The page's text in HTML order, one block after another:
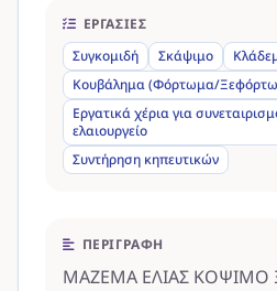
ΕΡΓΑΣΊΕΣ
Συγκομιδή
Σκάψιμο
Κουβάλημα (Φόρτωμα/
Εργατικά χέρια για
ελαιουργείο
Συντήρηση κηπευτικών
ΠΕΡΙΓΡΑΦΉ
ΜΑΖΕΜΑ ΕΛΙΑΣ ΚΟΨΙΜΟ